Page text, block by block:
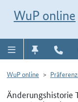
WuP online
WuP online
Änderungshistorie